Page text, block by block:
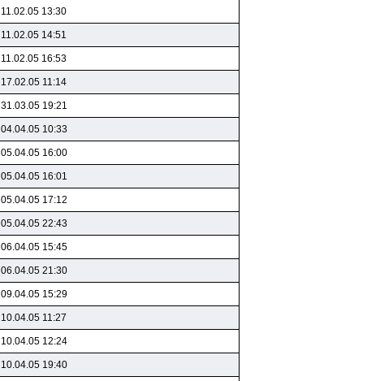
11.02.05 13:30
11.02.05 14:51
11.02.05 16:53
17.02.05 11:14
31.03.05 19:21
04.04.05 10:33
05.04.05 16:00
05.04.05 16:01
05.04.05 17:12
05.04.05 22:43
06.04.05 15:45
06.04.05 21:30
09.04.05 15:29
10.04.05 11:27
10.04.05 12:24
10.04.05 19:40